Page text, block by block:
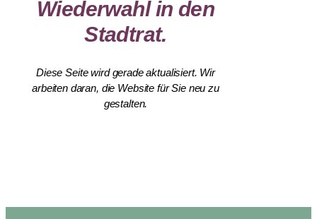
Wiederwahl in den
Stadtrat.
Diese Seite wird gerade aktualisiert. Wir
arbeiten daran, die Website für Sie neu zu
gestalten.